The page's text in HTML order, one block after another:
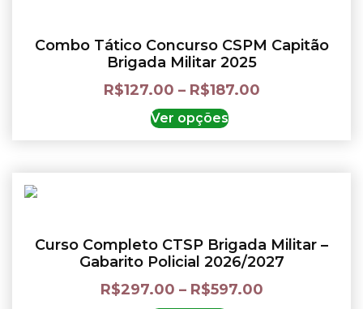
Combo Tático Concurso CSPM Capitão
Brigada Militar 2025
R$127.00 – R$187.00
Ver opções
Curso Completo CTSP Brigada Militar –
Gabarito Policial 2026/2027
R$297.00 – R$597.00